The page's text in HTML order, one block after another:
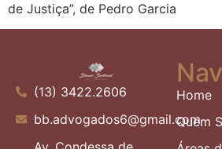
de Justiça”, de Pedro Garcia
(13) 3422.2606
bb.advogados6@gmail.com
Home
Quem